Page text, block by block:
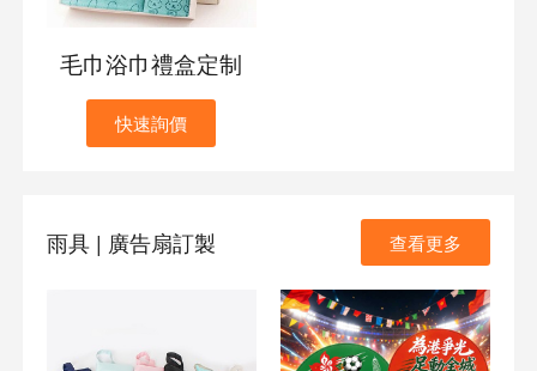
毛巾浴巾禮盒定制
快速詢價
雨具 | 廣告扇訂製 查看更多